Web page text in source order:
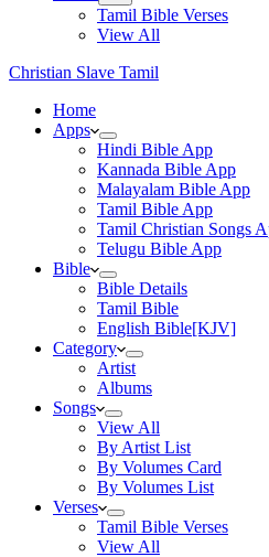
Tamil Bible Verses
View All
Christian Slave Tamil
Home
Apps
Hindi Bible App
Kannada Bible App
Malayalam Bible App
Tamil Bible App
Tamil Christian Songs
Telugu Bible App
Bible
Bible Details
Tamil Bible
English Bible[KJV]
Category
Artist
Albums
Songs
View All
By Artist List
By Volumes Card
By Volumes List
Verses
Tamil Bible Verses
View All